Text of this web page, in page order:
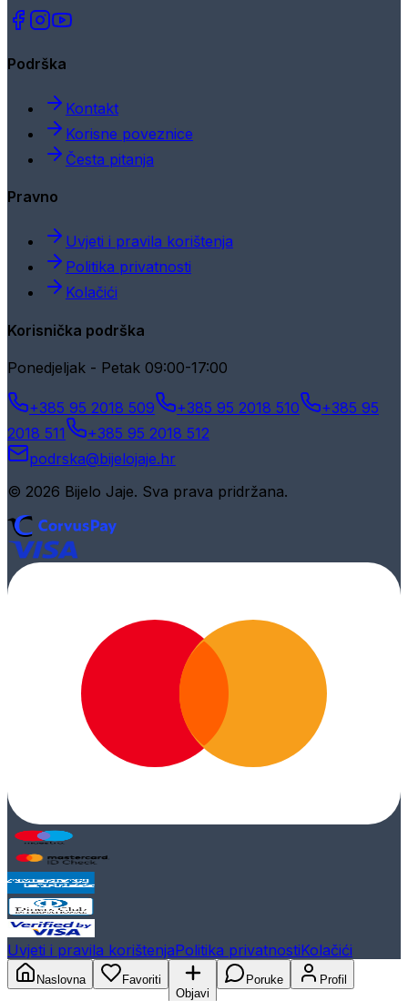
Podrška
Kontakt
Korisne poveznice
Česta pitanja
Pravno
Uvjeti i pravila korištenja
Politika privatnosti
Kolačići
Korisnička podrška
Ponedjeljak - Petak 09:00-17:00
+385 95 2018 509 +385 95 2018 510
+385 95
2018 511
+385 95 2018 512
podrska@bijelojaje.hr
© 2026 Bijelo Jaje. Sva prava pridržana.
Uvjeti i pravila korištenjaPolitika privatnostiKolačići
Naslovna
Favoriti
Objavi
Poruke Profil